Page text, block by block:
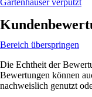
Gartenhäuser verputzt
Bereich überspringen
Die Echtheit der
Bewertungen können
nachweislich genutzt